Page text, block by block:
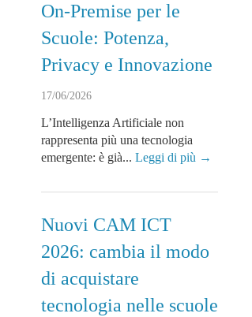
On-Premise per le
Scuole: Potenza,
Privacy e Innovazione
17/06/2026
L’Intelligenza Artificiale non
rappresenta più una tecnologia
emergente: è già... Leggi di più →
Nuovi CAM ICT
2026: cambia il modo
di acquistare
tecnologia nelle scuole